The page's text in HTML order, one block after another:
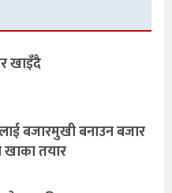
खाइँदै
बजारमुखी बनाउन बजार
तयार